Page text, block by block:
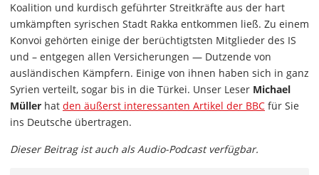
Koalition und kurdisch geführter Streitkräfte aus der hart
umkämpften syrischen Stadt Rakka entkommen ließ. Zu einem
Konvoi gehörten einige der berüchtigtsten Mitglieder des IS
und – entgegen allen Versicherungen — Dutzende von
ausländischen Kämpfern. Einige von ihnen haben sich in ganz
Syrien verteilt, sogar bis in die Türkei. Unser Leser Michael
Müller hat den äußerst interessanten Artikel der BBC für Sie
ins Deutsche übertragen.
Dieser Beitrag ist auch als Audio-Podcast verfügbar.